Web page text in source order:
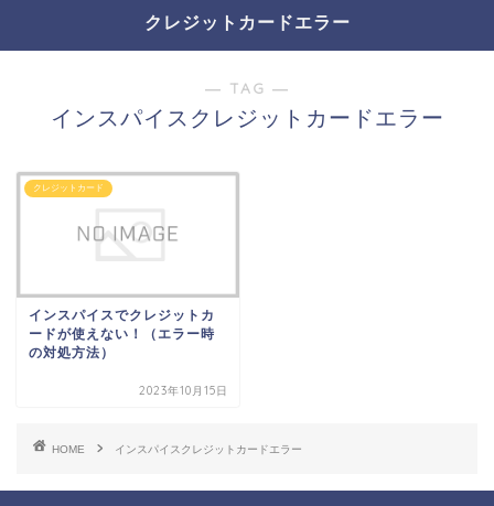
クレジットカードエラー
― TAG ―
インスパイスクレジットカードエラー
クレジットカード
インスパイスでクレジットカ
ードが使えない！（エラー時
の対処方法）
2023年10月15日
HOME インスパイスクレジットカードエラー